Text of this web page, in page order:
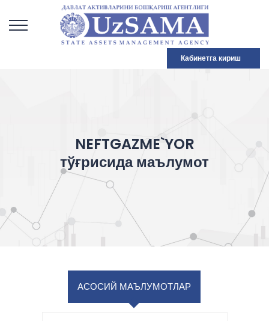
Кабинетга кириш
NEFTGAZME`YOR
тўғрисида маълумот
АСОСИЙ МАЪЛУМОТЛАР